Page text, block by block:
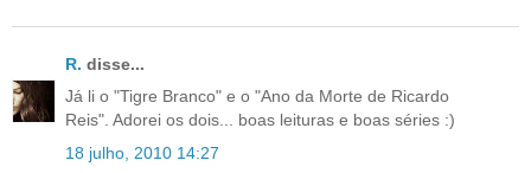
R. disse...
Já li o "Tigre Branco" e o "Ano da Morte de Ricardo
Reis". Adorei os dois... boas leituras e boas séries :)
18 julho, 2010 14:27